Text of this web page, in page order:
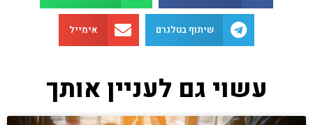
שיתוף בטלגרם אימייל
עשוי גם לעניין אותך